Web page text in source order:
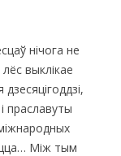
нічога не
выклікае
праславуты
Між тым